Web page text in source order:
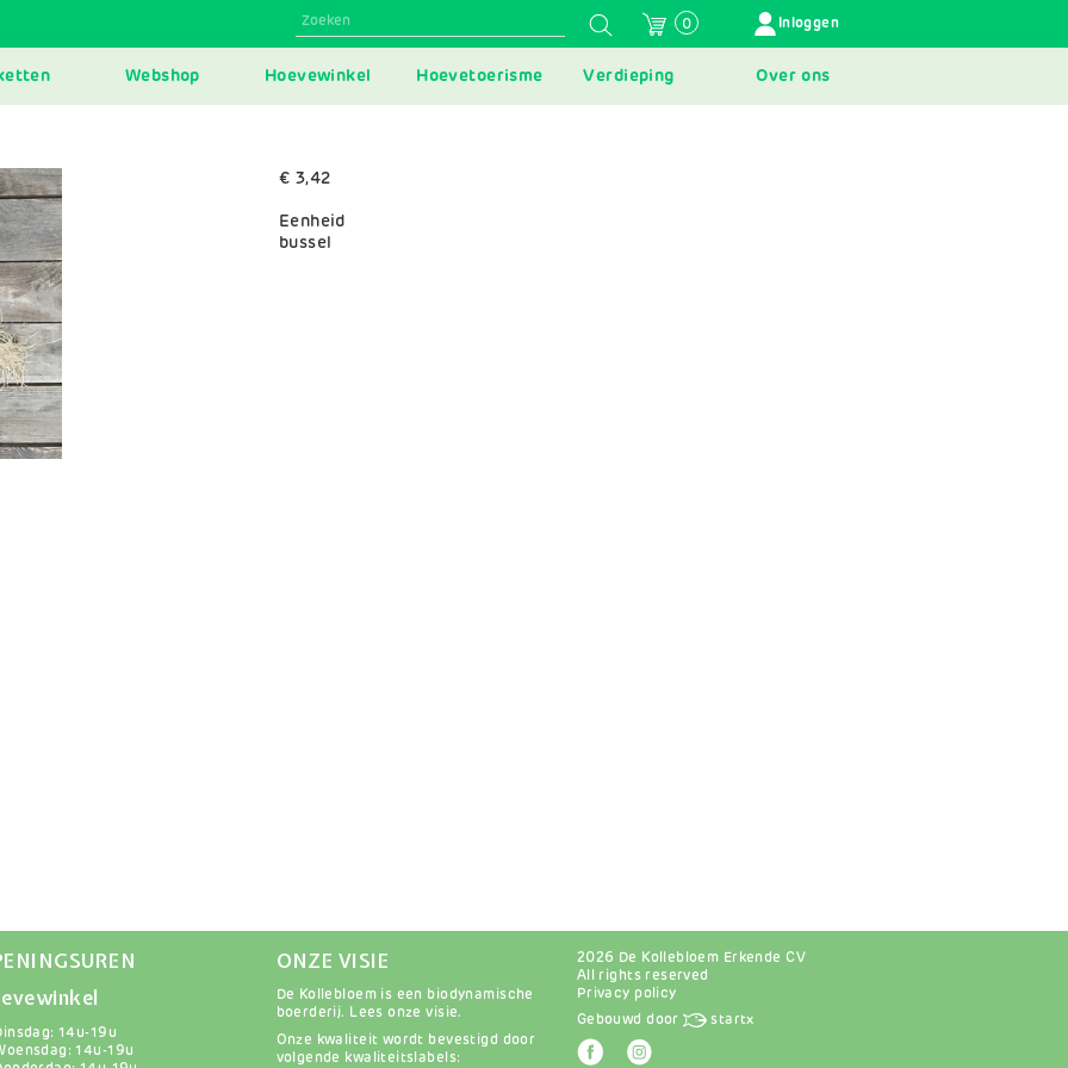
0 GEBRUIKERSMENU
Inloggen
Webshop Hoevewinkel Hoevetoerisme Verdieping Over ons
€ 3,42
Eenheid
bussel
14u-19u
14u-19u
ONZE VISIE
De Kollebloem is een biodynamische
boerderij. Lees onze visie.
Onze kwaliteit wordt bevestigd door
volgende kwaliteitslabels:
2026 De Kollebloem Erkende CV
All rights reserved
Privacy policy
Gebouwd door startx
AfbeeldingAfbeelding